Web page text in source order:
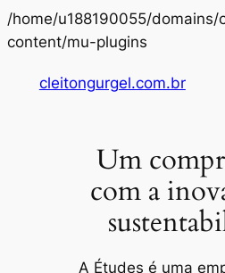
/home/u188190055/
content/mu-plugins
o
cleitongurgel.com.br
Um
com a
A Études é uma